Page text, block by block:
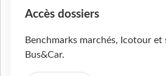
Accès dossiers
Benchmarks marchés, Icotour et
Bus&Car.